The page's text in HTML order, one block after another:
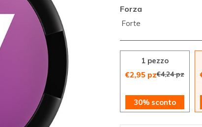
Forza
Forte
1 pezzo
€2,95 pz€4,24 pz
30% sconto